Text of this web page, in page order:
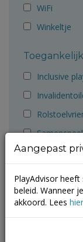
WiFi
Winkeltje
Inclusive
Aanbevolen
Ballorig
Cruyff
Gemeente
Aangepast
PlayAdvisor
beleid. Wanneer
akkoord. Lees hier